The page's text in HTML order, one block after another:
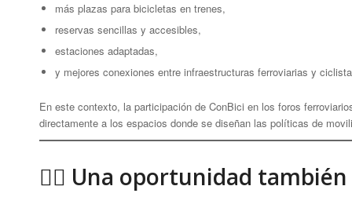
más plazas para bicicletas en trenes,
reservas sencillas y accesibles,
estaciones adaptadas,
y mejores conexiones entre infraestructuras ferroviarias y
En este contexto, la participación de ConBici en los foros
directamente a los espacios donde se diseñan las políticas de
🚴‍♀️ Una oportunidad